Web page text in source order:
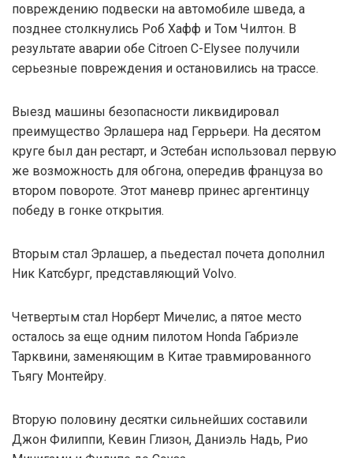
повреждению подвески на автомобиле шведа, а
позднее столкнулись Роб Хафф и Том Чилтон. В
результате аварии обе Citroen C-Elysee получили
серьезные повреждения и остановились на трассе.
Выезд машины безопасности ликвидировал
преимущество Эрлашера над Геррьери. На десятом
круге был дан рестарт, и Эстебан использовал первую
же возможность для обгона, опередив француза во
втором повороте. Этот маневр принес аргентинцу
победу в гонке открытия.
Вторым стал Эрлашер, а пьедестал почета дополнил
Ник Катсбург, представляющий Volvo.
Четвертым стал Норберт Мичелис, а пятое место
осталось за еще одним пилотом Honda Габриэле
Тарквини, заменяющим в Китае травмированного
Тьягу Монтейру.
Вторую половину десятки сильнейших составили
Джон Филиппи, Кевин Глизон, Даниэль Надь, Рио